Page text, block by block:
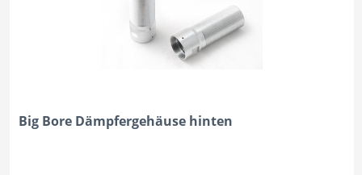
Big Bore Dämpfergehäuse hinten